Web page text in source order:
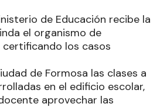
de Educación recibe la
el organismo de
certificando los casos
de Formosa las clases a
en el edificio escolar,
aprovechar las